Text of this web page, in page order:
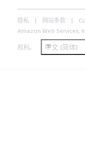
隐私 网站条款
Amazon Web Services,
权利。 中文 (简体)